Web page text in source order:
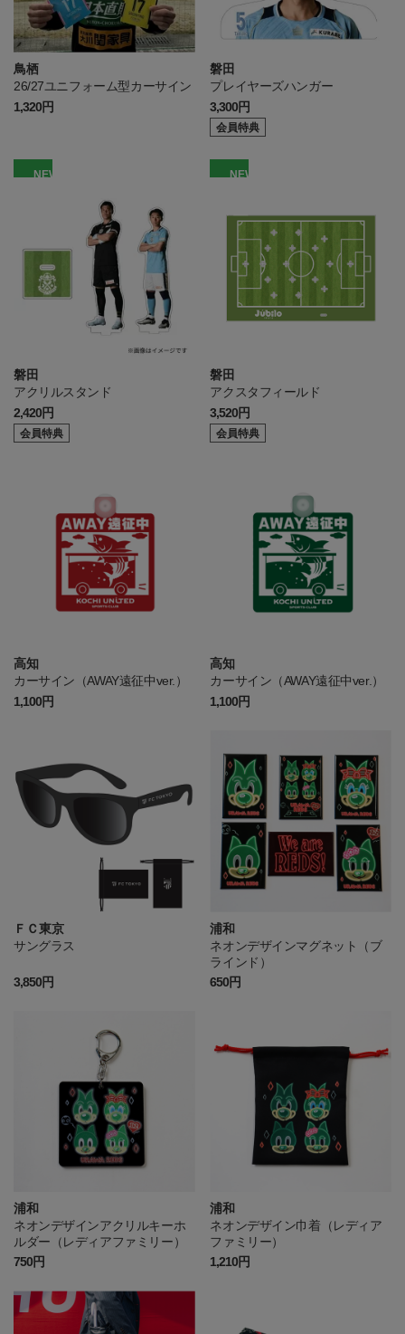
鳥栖
26/27ユニフォーム型カーサイン
1,320円
磐田
プレイヤーズハンガー
3,300円
会員特典
NEW
磐田
アクリルスタンド
2,420円
会員特典
NEW
磐田
アクスタフィールド
3,520円
会員特典
高知
カーサイン（AWAY遠征中ver.）
1,100円
高知
カーサイン（AWAY遠征中ver.）
1,100円
ＦＣ東京
サングラス
3,850円
浦和
ネオンデザインマグネット（ブ
ラインド）
650円
浦和
ネオンデザインアクリルキーホ
ルダー（レディアファミリー）
750円
浦和
ネオンデザイン巾着（レディア
ファミリー）
1,210円